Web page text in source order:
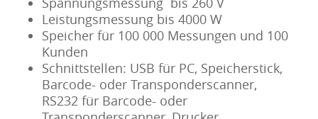
Leistungsmessung bis 4000 W
Speicher für 100 000 Messungen und 100
Kunden
Schnittstellen: USB für PC, Speicherstick,
Barcode- oder Transponderscanner,
RS232 für Barcode- oder